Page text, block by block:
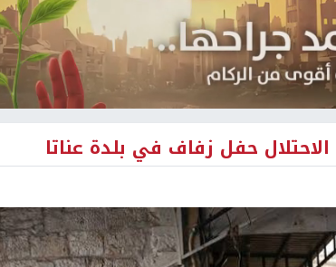
حفل زفاف في بلدة عناتا